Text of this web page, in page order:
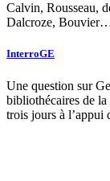
Calvin, Rousseau,
Dalcroze,
InterroGE
Une question sur
bibliothécaires de
trois jours à l’appui